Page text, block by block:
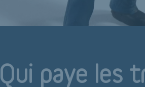
Qui paye les